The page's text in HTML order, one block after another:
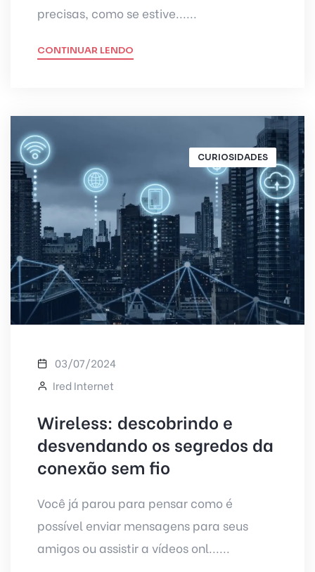
precisas, como se estive......
CONTINUAR LENDO
CURIOSIDADES
03/07/2024
Ired Internet
Wireless: descobrindo e
desvendando os segredos da
conexão sem fio
Você já parou para pensar como é
possível enviar mensagens para seus
amigos ou assistir a vídeos onl......